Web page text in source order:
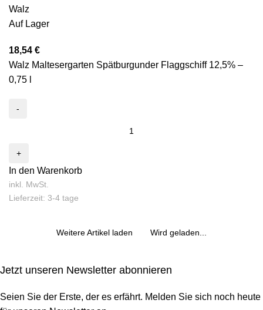
Walz
Auf Lager
18,54 €
Walz Maltesergarten Spätburgunder Flaggschiff 12,5% –
0,75 l
In den Warenkorb
inkl. MwSt.
Lieferzeit: 3-4 tage
Weitere Artikel laden Wird geladen...
Jetzt unseren Newsletter abonnieren
Seien Sie der Erste, der es erfährt. Melden Sie sich noch heute